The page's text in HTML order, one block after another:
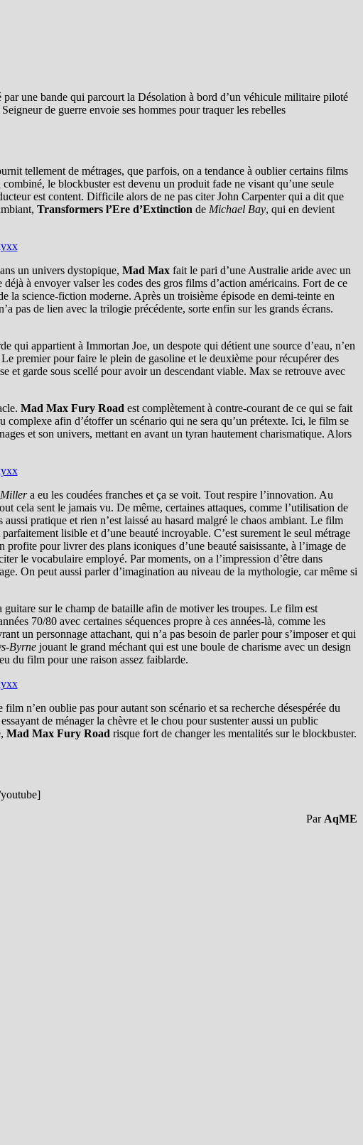
une bande qui parcourt la Désolation à bord d’un véhicule militaire piloté
de guerre envoie ses hommes pour traquer les rebelles
tellement de métrages, que parfois, on a tendance à oublier certains films
le blockbuster est devenu un produit fade ne visant qu’une seule
est content. Difficile alors de ne pas citer John Carpenter qui a dit que
Transformers l’Ere d’Extinction de Michael Bay, qui en devient
un univers dystopique, Mad Max fait le pari d’une Australie aride avec un
à envoyer valser les codes des gros films d’action américains. Fort de ce
la science-fiction moderne. Après un troisième épisode en demi-teinte en
pas de lien avec la trilogie précédente, sorte enfin sur les grands écrans.
appartient à Immortan Joe, un despote qui détient une source d’eau, n’en
premier pour faire le plein de gasoline et le deuxième pour récupérer des
et garde sous scellé pour avoir un descendant viable. Max se retrouve avec
Mad Max Fury Road est complètement à contre-courant de ce qui se fait
afin d’étoffer un scénario qui ne sera qu’un prétexte. Ici, le film se
et son univers, mettant en avant un tyran hautement charismatique. Alors
a eu les coudées franches et ça se voit. Tout respire l’innovation. Au
cela sent le jamais vu. De même, certaines attaques, comme l’utilisation de
pratique et rien n’est laissé au hasard malgré le chaos ambiant. Le film
lisible et d’une beauté incroyable. C’est surement le seul métrage
pour livrer des plans iconiques d’une beauté saisissante, à l’image de
le vocabulaire employé. Par moments, on a l’impression d’être dans
On peut aussi parler d’imagination au niveau de la mythologie, car même si
sur le champ de bataille afin de motiver les troupes. Le film est
70/80 avec certaines séquences propre à ces années-là, comme les
un personnage attachant, qui n’a pas besoin de parler pour s’imposer et qui
Byrne jouant le grand méchant qui est une boule de charisme avec un design
du film pour une raison assez faiblarde.
n’en oublie pas pour autant son scénario et sa recherche désespérée du
de ménager la chèvre et le chou pour sustenter aussi un public
Mad Max Fury Road risque fort de changer les mentalités sur le blockbuster.
Par AqME